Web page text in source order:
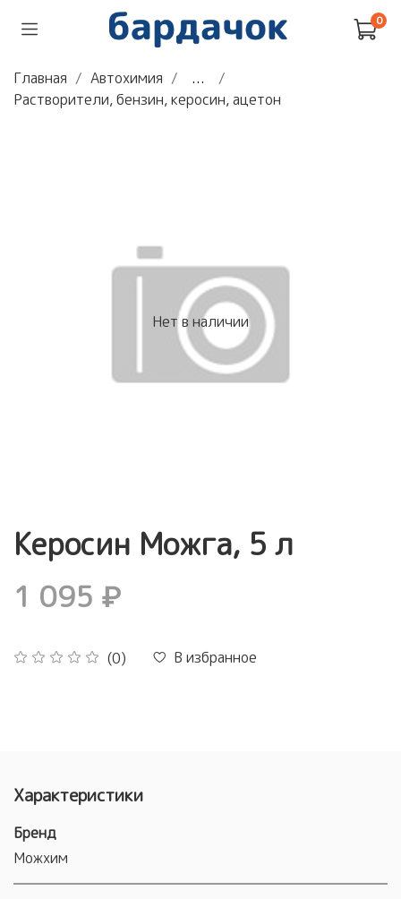
0
Главная Автохимия
...
Растворители, бензин, керосин, ацетон
Нет в наличии
Керосин Можга, 5 л
(0) В избранное
1 095 ₽
Характеристики
Бренд
Можхим